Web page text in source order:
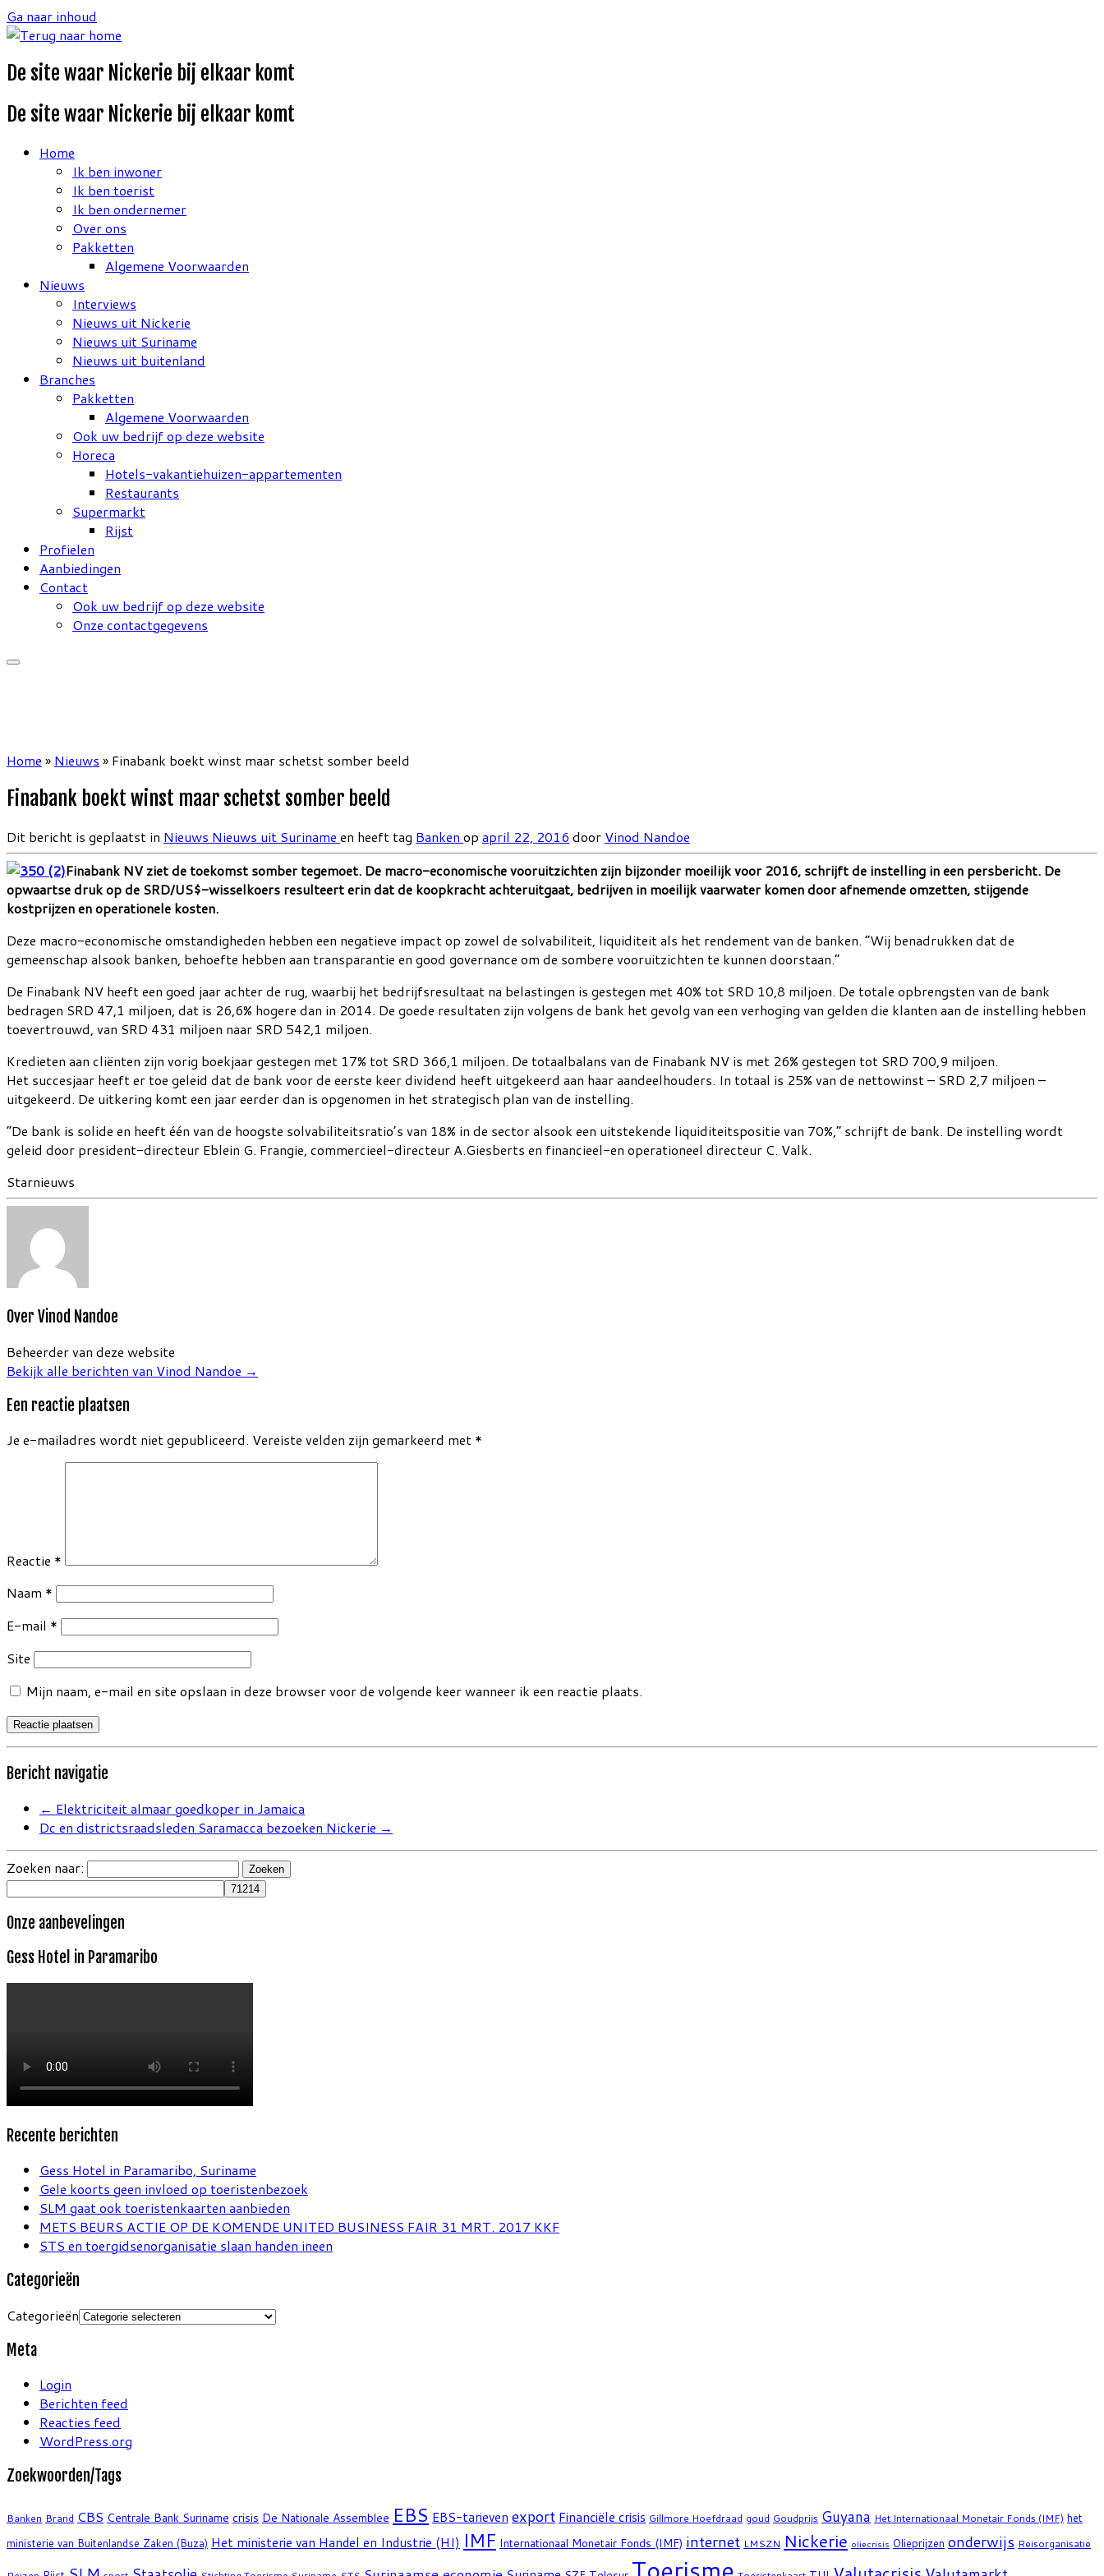
Ga naar inhoud
De site waar Nickerie bij elkaar komt
De site waar Nickerie bij elkaar komt
Home
Ik ben inwoner
Ik ben toerist
Ik ben ondernemer
Over ons
Pakketten
Algemene Voorwaarden
Nieuws
Interviews
Nieuws uit Nickerie
Nieuws uit Suriname
Nieuws uit buitenland
Branches
Pakketten
Algemene Voorwaarden
Ook uw bedrijf op deze website
Horeca
Hotels-vakantiehuizen-appartementen
Restaurants
Supermarkt
Rijst
Profielen
Aanbiedingen
Contact
Ook uw bedrijf op deze website
Onze contactgegevens
Home » Nieuws » Finabank boekt winst maar schetst somber beeld
Finabank boekt winst maar schetst somber beeld
Dit bericht is geplaatst in Nieuws Nieuws uit Suriname en heeft tag Banken op april 22, 2016 door Vinod Nandoe
Finabank NV ziet de toekomst somber tegemoet. De macro-economische vooruitzichten zijn bijzonder moeilijk voor 2016, schrijft de instelling in een persbericht. De
opwaartse druk op de SRD/US$-wisselkoers resulteert erin dat de koopkracht achteruitgaat, bedrijven in moeilijk vaarwater komen door afnemende omzetten, stijgende
kostprijzen en operationele kosten.
Deze macro-economische omstandigheden hebben een negatieve impact op zowel de solvabiliteit, liquiditeit als het rendement van de banken. “Wij benadrukken dat de
gemeenschap alsook banken, behoefte hebben aan transparantie en good governance om de sombere vooruitzichten te kunnen doorstaan.”
De Finabank NV heeft een goed jaar achter de rug, waarbij het bedrijfsresultaat na belastingen is gestegen met 40% tot SRD 10,8 miljoen. De totale opbrengsten van de bank
bedragen SRD 47,1 miljoen, dat is 26,6% hogere dan in 2014. De goede resultaten zijn volgens de bank het gevolg van een verhoging van gelden die klanten aan de instelling hebben
toevertrouwd, van SRD 431 miljoen naar SRD 542,1 miljoen.
Kredieten aan cliënten zijn vorig boekjaar gestegen met 17% tot SRD 366,1 miljoen. De totaalbalans van de Finabank NV is met 26% gestegen tot SRD 700,9 miljoen.
Het succesjaar heeft er toe geleid dat de bank voor de eerste keer dividend heeft uitgekeerd aan haar aandeelhouders. In totaal is 25% van de nettowinst – SRD 2,7 miljoen –
uitgekeerd. De uitkering komt een jaar eerder dan is opgenomen in het strategisch plan van de instelling.
“De bank is solide en heeft één van de hoogste solvabiliteitsratio’s van 18% in de sector alsook een uitstekende liquiditeitspositie van 70%,” schrijft de bank. De instelling wordt
geleid door president-directeur Eblein G. Frangie, commercieel-directeur A.Giesberts en financieel-en operationeel directeur C. Valk.
Starnieuws
Over Vinod Nandoe
Beheerder van deze website
Bekijk alle berichten van Vinod Nandoe →
Een reactie plaatsen
Je e-mailadres wordt niet gepubliceerd. Vereiste velden zijn gemarkeerd met *
Reactie *
Naam *
E-mail *
Site
Mijn naam, e-mail en site opslaan in deze browser voor de volgende keer wanneer ik een reactie plaats.
Bericht navigatie
← Elektriciteit almaar goedkoper in Jamaica
Dc en districtsraadsleden Saramacca bezoeken Nickerie →
Zoeken naar:
Onze aanbevelingen
Gess Hotel in Paramaribo
Recente berichten
Gess Hotel in Paramaribo, Suriname
Gele koorts geen invloed op toeristenbezoek
SLM gaat ook toeristenkaarten aanbieden
METS BEURS ACTIE OP DE KOMENDE UNITED BUSINESS FAIR 31 MRT. 2017 KKF
STS en toergidsenorganisatie slaan handen ineen
Categorieën
Categorieën
Meta
Login
Berichten feed
Reacties feed
WordPress.org
Zoekwoorden/Tags
Banken Brand CBS Centrale Bank Suriname crisis De Nationale Assemblee EBS EBS-tarieven export Financiële crisis Gillmore Hoefdraad goud Goudprijs Guyana Het Internationaal Monetair Fonds (IMF) het
ministerie van Buitenlandse Zaken (Buza) Het ministerie van Handel en Industrie (HI) IMF Internationaal Monetair Fonds (IMF) internet LMSZN Nickerie oliecrisis Olieprijzen onderwijs Reisorganisatie